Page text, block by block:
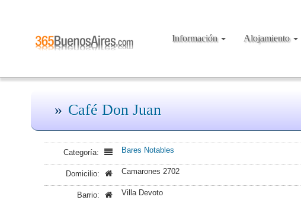
Información Alojamiento
Café Don Juan
Categoría: Bares Notables
Domicilio: Camarones 2702
Barrio: Villa Devoto